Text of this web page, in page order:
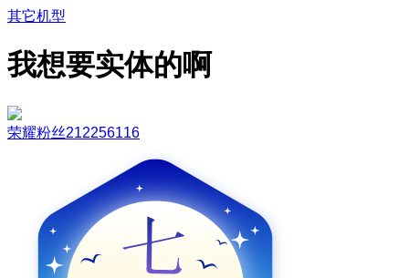
其它机型
我想要实体的啊
荣耀粉丝212256116